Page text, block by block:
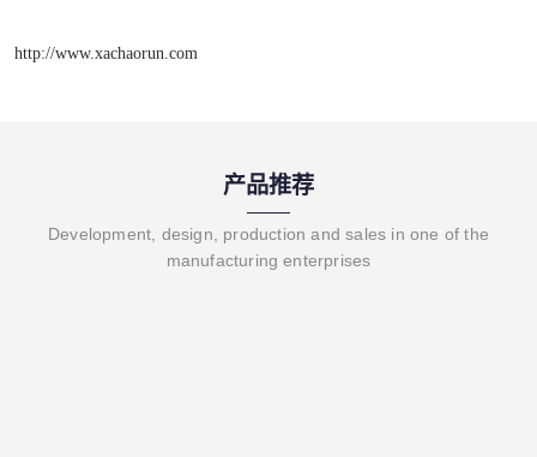
http://www.xachaorun.com
产品推荐
Development, design, production and sales in one of the
manufacturing enterprises